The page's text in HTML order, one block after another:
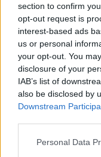
section to confirm
opt-out request is
interest-based ads
us or personal
your opt-out. You
disclosure of your
IAB’s list of
also be disclosed by
Downstream
Personal Data
Platforms
https://
over-
they
gaming.
step may
or make
popular